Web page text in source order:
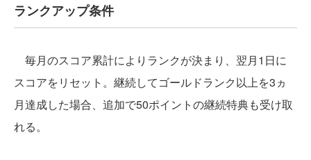
ランクアップ条件
毎月のスコア累計によりランクが決まり、翌月1日に
スコアをリセット。継続してゴールドランク以上を3ヵ
月達成した場合、追加で50ポイントの継続特典も受け取
れる。